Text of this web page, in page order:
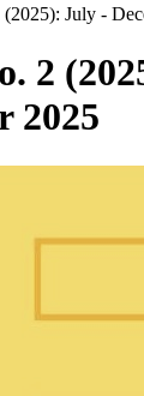
July -
2
2025